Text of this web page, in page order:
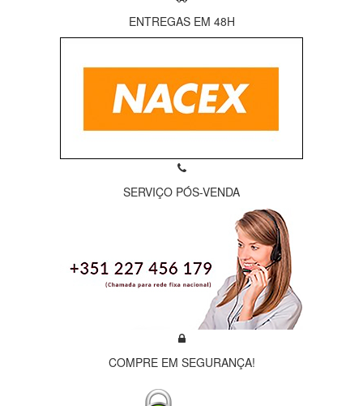
ENTREGAS EM 48H
SERVIÇO PÓS-VENDA
COMPRE EM SEGURANÇA!